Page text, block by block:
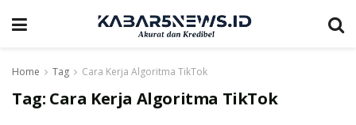
Home Tag Cara Kerja Algoritma TikTok
Tag: Cara Kerja Algoritma TikTok